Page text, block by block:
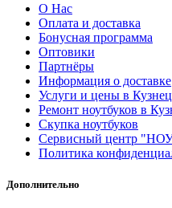
О Нас
Оплата и доставка
Бонусная программа
Оптовики
Партнёры
Информация о доставке
Услуги и цены в
Ремонт ноутбуков в
Скупка ноутбуков
Сервисный центр
Политика
Дополнительно